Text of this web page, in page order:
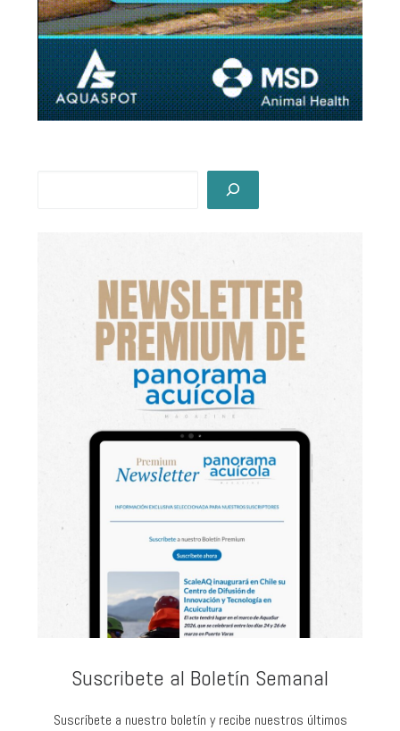
Suscribete al Boletín Semanal
Suscríbete a nuestro boletín y recibe nuestros últimos